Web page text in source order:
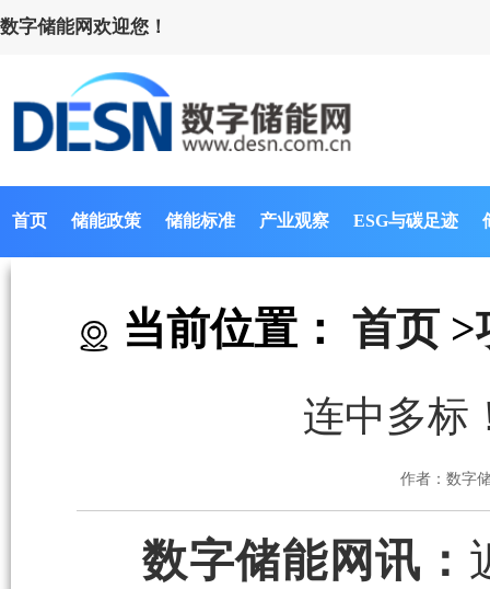
数字储能网欢迎您！
首页 储能政策 储能标准 产业观察 ESG与碳足迹
当前位置： 首页 >
连中多标
作者：数字
数字储能网讯：